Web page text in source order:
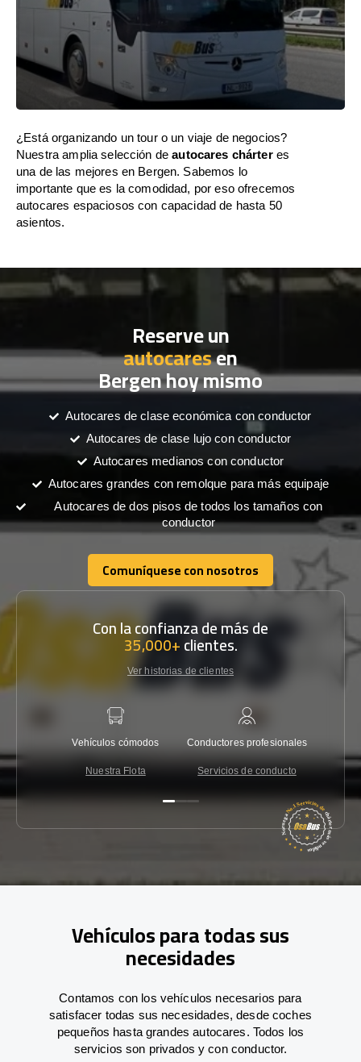
¿Está organizando un tour o un viaje de negocios?
Nuestra amplia selección deautocares chárteres
una de las mejores en Bergen. Sabemos lo
importante que es la comodidad, por eso ofrecemos
autocares espaciosos con capacidad de hasta 50
asientos.
Reserve un
autocaresen
Bergen hoy mismo
Autocares de clase económica con conductor
Autocares de clase lujo con conductor
Autocares medianos con conductor
Autocares grandes con remolque para más equipaje
Autocares de dos pisos de todos los tamaños con
conductor
Comuníquese con nosotros
Comuníquese con nosotros
Con la confianza de más de
35,000+clientes.
Ver historias de clientes
Vehículos cómodos
Nuestra Flota
Conductores profesionales
Servicios de conducto
Vehículos para todas sus
necesidades
Contamos con los vehículos necesarios para
satisfacer todas sus necesidades, desde coches
pequeños hasta grandes autocares. Todos los
servicios son privados y con conductor.